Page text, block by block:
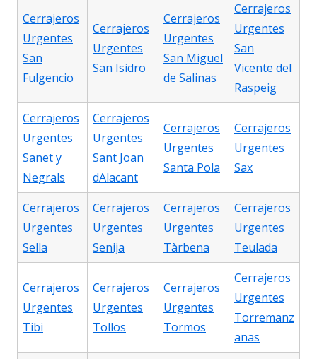
Cerrajeros
Urgentes
San
Fulgencio
Cerrajeros
Urgentes
San Isidro
Cerrajeros
Urgentes
San Miguel
de Salinas
Cerrajeros
Urgentes
San
Vicente del
Raspeig
Cerrajeros
Urgentes
Sanet y
Negrals
Cerrajeros
Urgentes
Sant Joan
dAlacant
Cerrajeros
Urgentes
Santa Pola
Cerrajeros
Urgentes
Sax
Cerrajeros
Urgentes
Sella
Cerrajeros
Urgentes
Senija
Cerrajeros
Urgentes
Tàrbena
Cerrajeros
Urgentes
Teulada
Cerrajeros
Urgentes
Tibi
Cerrajeros
Urgentes
Tollos
Cerrajeros
Urgentes
Tormos
Cerrajeros
Urgentes
Torremanz
anas